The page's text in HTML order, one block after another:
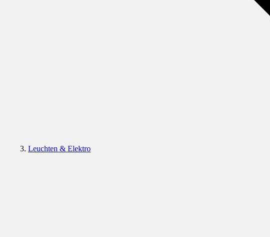
Leuchten & Elektro